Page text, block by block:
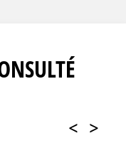
< >